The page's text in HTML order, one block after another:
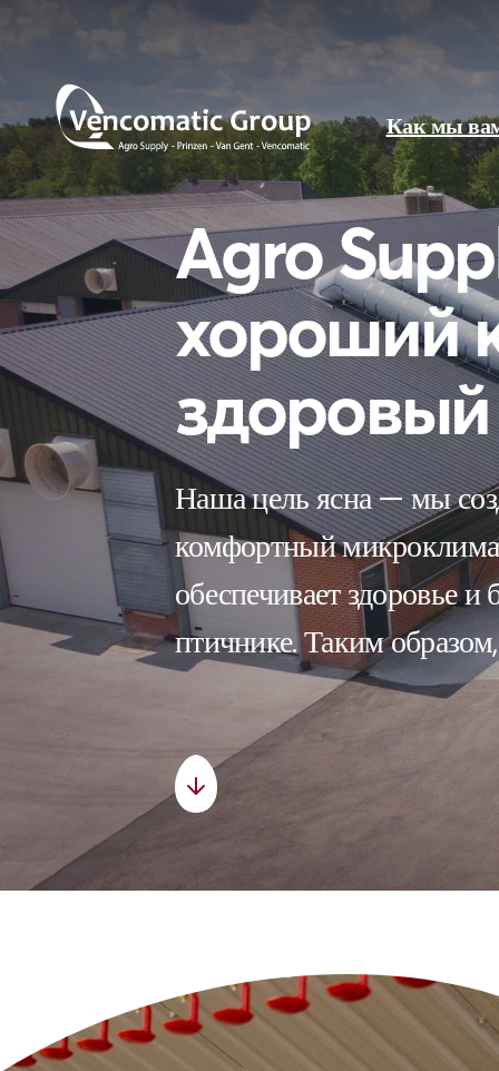
Как мы
Agro
хороший
Наша цель ясна — мы
комфортный
обеспечивает здоровье
птичнике. Таким